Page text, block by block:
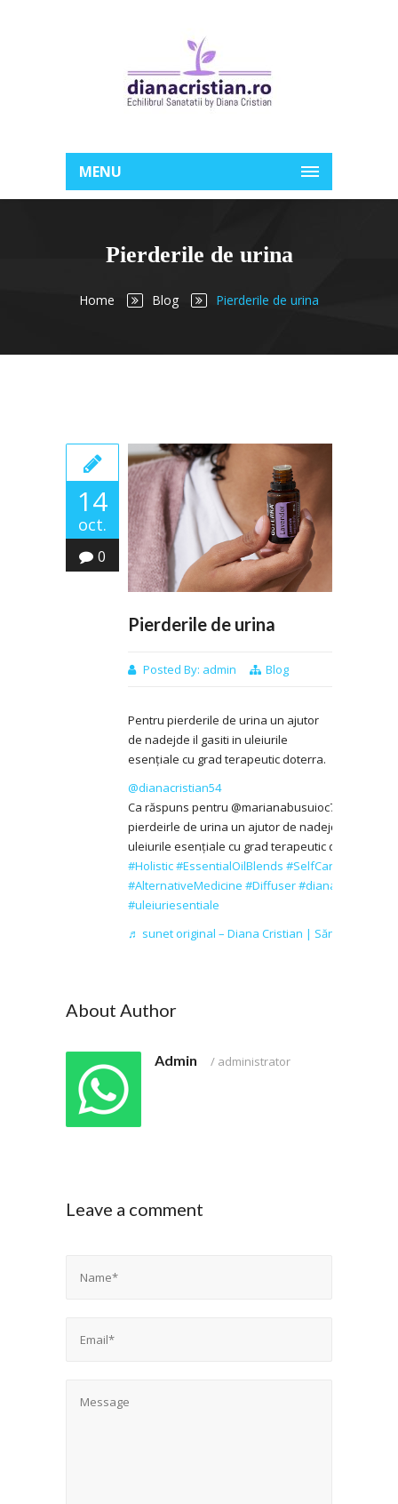
MENU
Pierderile de urina
Home Blog Pierderile de urina
14
oct.
0
Pierderile de urina
Posted By: admin Blog
Pentru pierderile de urina un ajutor
de nadejde il gasiti in uleiurile
esențiale cu grad terapeutic doterra.
@dianacristian54
Ca răspuns pentru @marianabusuioc71 Penteu
pierdeirle de urina un ajutor de nadejde il gasiti in
uleiurile esențiale cu grad terapeutic doterra.
#Holistic#EssentialOilBlends #SelfCare
#AlternativeMedicine #Diffuser#dianacristian
#uleiuriesentiale
♬ sunet original – Diana Cristian | Sănătate bio
About Author
Admin / administrator
Leave a comment